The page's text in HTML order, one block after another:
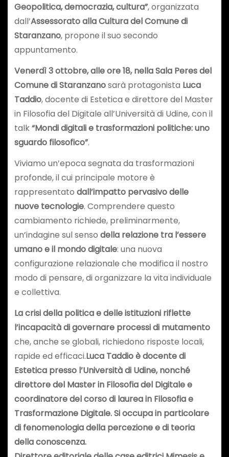
Geopolitica, democrazia, cultura”, organizzata
dall’Assessorato alla Cultura del Comune di
Staranzano, propone il suo secondo
appuntamento.
Venerdì 3 ottobre, alle ore 18, nella Sala Peres del
Comune di Staranzanosarà protagonista Luca
Taddio, docente di Estetica e direttore del Master
in Filosofia del Digitale all’Università di Udine, con il
talk“Mondi digitali e trasformazioni politiche: uno
sguardo filosofico”.
Viviamo un’epoca segnata da trasformazioni
profonde, il cui principale motore è
rappresentato dall’impatto pervasivo delle
nuove tecnologie. Comprendere questo
cambiamento richiede, preliminarmente,
un’indagine sul senso della relazione tra l’essere
umano e il mondo digitale: una nuova
configurazione relazionale che modifica il nostro
modo di pensare, di organizzare la vita individuale
e collettiva.
La crisi della politica e delle istituzioni riflette
l’incapacità di governare processi di mutamento
che, anche se globali, richiedono risposte locali,
rapide ed efficaci.Luca Taddio è docente di
Estetica presso l’Università di Udine, nonché
direttore del Master in Filosofia del Digitale e
coordinatore del corso di laurea in Filosofia e
Trasformazione Digitale. Si occupa in particolare
di fenomenologia della percezione e di teoria
della conoscenza.